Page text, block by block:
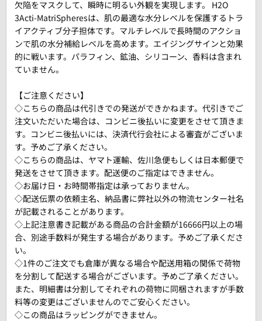
欠陥をマスクして、瞬時に明るい外観を実現します。 H2O
3Acti-MatriSpheresは、肌の最適な水分レベルを保護するトラ
イアクティブ分子担体です。マルチレベルで長時間のアクショ
ンで肌の水分補給レベルを高めます。エイジングサインと効果
的に戦います。パラフィン、鉱油、シリコーン、香料は含まれ
ていません。
【ご注意ください】
◇こちらの商品は代引きでの発送ができかねます。代引きでご
注文いただいた場合は、コンビニ後払いに変更をさせて頂きま
す。コンビニ後払いには、決済代行会社による審査がございま
す。予めご了承ください。
◇こちらの商品は、ヤマト運輸、佐川急便もしくは日本郵便で
発送をさせて頂きます。配送便のご指定はできません。
◇お届け日・お時間帯指定は承っておりません。
◇配送伝票の依頼主名、納品書に弊社以外の物流センター社名
が記載されることがあります。
◇上記注意書き記載がある商品の合計金額が16666円以上の場
合、別途手数料が発生する場合があります。予めご了承くださ
い。
◇1件のご注文でも倉庫が異なる場合や配送用箱の関係で荷物
を分割して配送する場合がございます。予めご了承ください。
また、明細書は分割してそれぞれの荷物に同梱されますが手数
料等の変更はございませんのでご安心ください。
◇この商品はラッピングができません。